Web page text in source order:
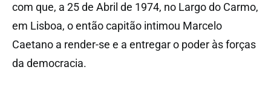
com que, a 25 de Abril de 1974, no Largo do Carmo,
em Lisboa, o então capitão intimou Marcelo
Caetano a render-se e a entregar o poder às forças
da democracia.